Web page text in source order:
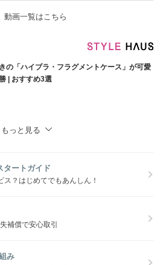
動画一覧はこちら
の「ハイブラ・フラグメントケース」が可愛
| おすすめ3選
もっと見る
タートガイド
ス？はじめてでもあんしん！
補償で安心取引
み